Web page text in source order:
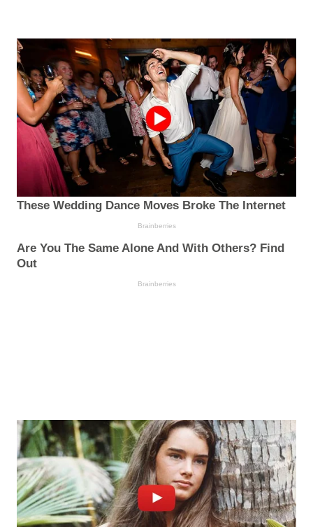
These Wedding Dance Moves Broke The Internet
Brainberries
Are You The Same Alone And With Others? Find
Out
Brainberries